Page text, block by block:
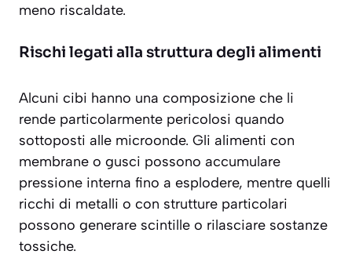
meno riscaldate.
Rischi legati alla struttura degli alimenti
Alcuni cibi hanno una composizione che li
rende particolarmente pericolosi quando
sottoposti alle microonde. Gli alimenti con
membrane o gusci possono accumulare
pressione interna fino a esplodere, mentre quelli
ricchi di metalli o con strutture particolari
possono generare scintille o rilasciare sostanze
tossiche.